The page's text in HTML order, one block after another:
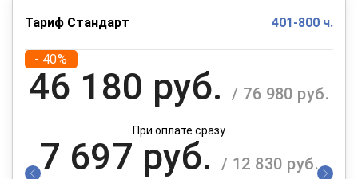
Тариф Стандарт 401-800 ч.
- 40%
46 180 руб. / 76 980 руб.
При оплате сразу
7 697 руб. / 12 830 руб.